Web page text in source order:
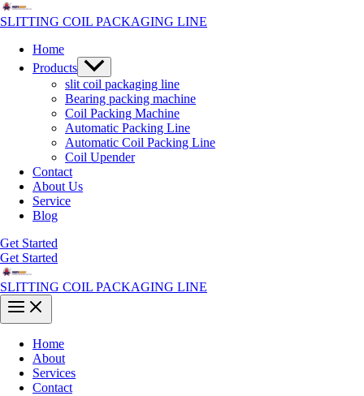
Skip
to
SLITTING COIL PACKAGING LINE
Home
Products Menu
Toggle
slit coil packaging line
Bearing packing machine
Coil Packing Machine
Automatic Packing Line
Automatic Coil Packing Line
Coil Upender
Contact
About Us
Service
Blog
Get Started
Get Started
SLITTING COIL PACKAGING LINE
Main
Menu
Home
About
Services
Contact